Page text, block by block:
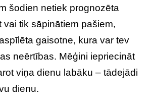
šodien netiek prognozēta
vai tik sāpinātiem pašiem,
gaisotne, kura var tev
neērtības. Mēģini iepriecināt
viņa dienu labāku – tādejādi
dienu.